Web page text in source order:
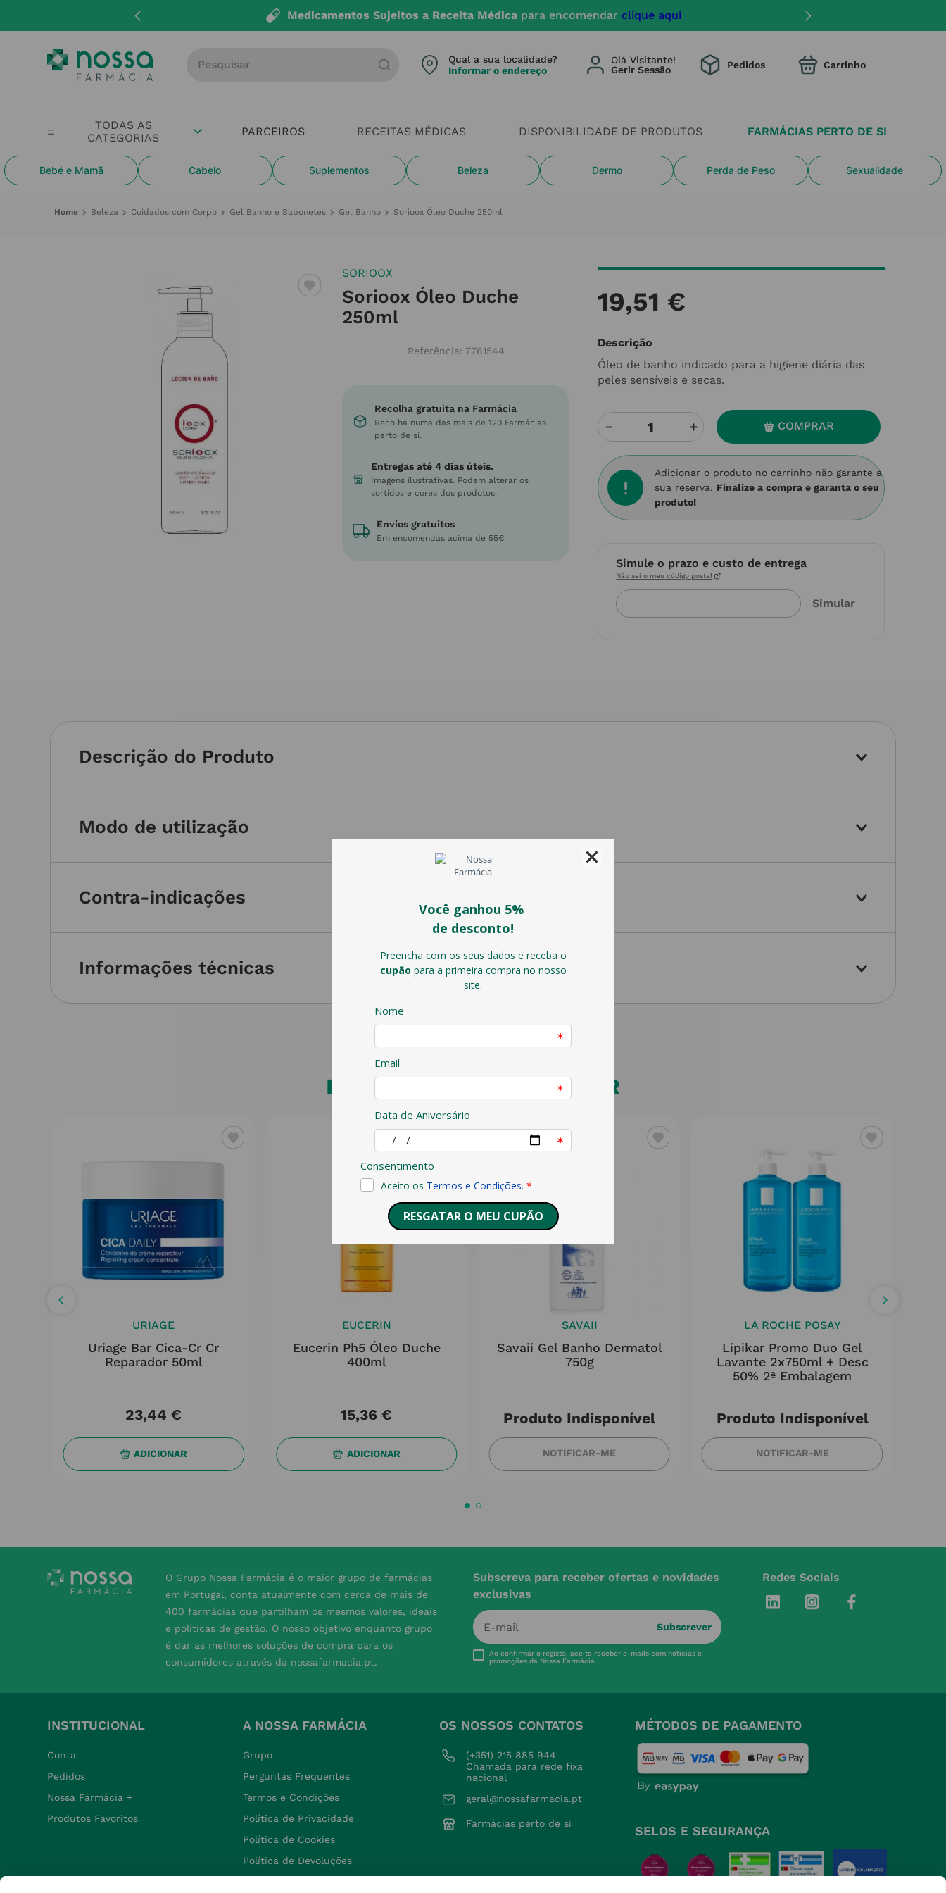
Entregas até 4 dias úteis. Devido aos cheias estamos com constrangimento na entrega.
PARCEIROS RECEITAS MÉDICAS DISPONIBILIDADE DE PRODUTOS FARMÁCIAS PERTO DE SI
Bebé e Mamã Cabelo Suplementos Beleza Dermo Perda de Peso Sexualidade
Qual a sua localidade?
Informar o endereço
Olá Visitante! Pedidos
Beleza Cuidados com Corpo Gel Banho e Sabonetes Gel Banho Sorioox Óleo Duche 250ml
SORIOOX
Sorioox Óleo Duche
250ml
Referência: 7761544
Recolha gratuita na Farmácia
Recolha numa das mais de 120 Farmácias
perto de si.
Entregas até 4 dias úteis.
Imagens ilustrativas. Podem alterar os
sortidos e cores dos produtos.
Envios gratuitos
Em encomendas acima de 55€
19,51 €
Descrição
Óleo de banho indicado para a higiene diária das
peles sensíveis e secas.
＋
－ COMPRAR
Adicionar o produto no carrinho não garante a
sua reserva. Finalize a compra e garanta o seu
produto!
Simule o prazo e custo de entrega
Não sei o meu código postal
Descrição do Produto
Modo de utilização
Contra-indicações
Informações técnicas
PODERÁ TAMBÉM GOSTAR
URIAGE
Uriage Bar Cica-Cr Cr
Reparador 50ml
23,44 €
ADICIONAR
EUCERIN
Eucerin Ph5 Óleo Duche
400ml
15,36 €
ADICIONAR
SAVAII
Savaii Gel Banho Dermatol
750g
Produto Indisponível
NOTIFICAR-ME
LA ROCHE POSAY
Lipikar Promo Duo Gel
Lavante 2x750ml + Desc
50% 2ª Embalagem
Produto Indisponível
NOTIFICAR-ME
O Grupo Nossa Farmácia é o maior grupo de farmácias
em Portugal, conta atualmente com cerca de mais de
400 farmácias que partilham os mesmos valores, ideais
e políticas de gestão. O nosso objetivo enquanto grupo
é dar as melhores soluções de compra para os
consumidores através da nossafarmacia.pt.
Subscreva para receber ofertas e novidades
exclusivas
Subscrever
Ao confirmar o registo, aceito receber e-mails com notícias e
promoções da Nossa Farmácia
Redes Sociais
INSTITUCIONAL
Conta
Pedidos
Nossa Farmácia +
Produtos Favoritos
A NOSSA FARMÁCIA
Grupo
Perguntas Frequentes
Termos e Condições
Política de Privacidade
Política de Cookies
Política de Devoluções
OS NOSSOS CONTATOS
(+351) 215 885 944
Chamada para rede fixa
nacional
geral@nossafarmacia.pt
Farmácias perto de si
MÉTODOS DE PAGAMENTO
SELOS E SEGURANÇA